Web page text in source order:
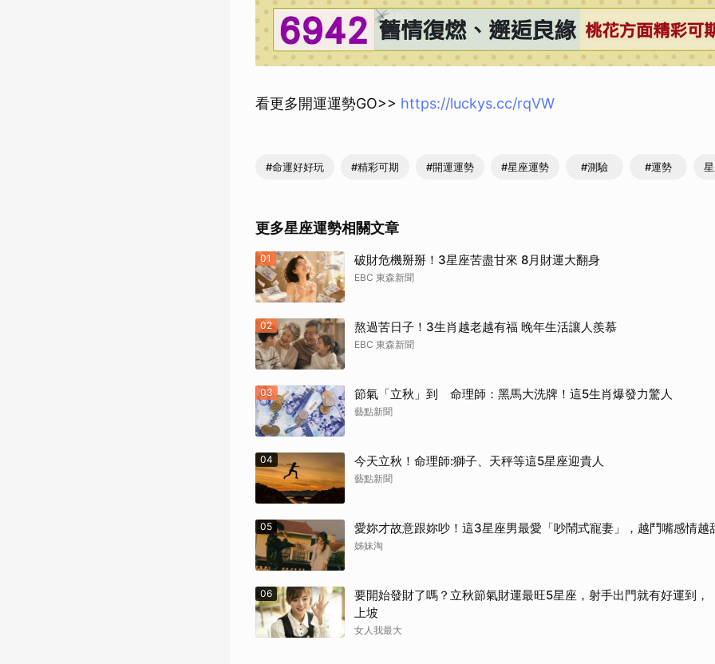
看更多開運運勢GO>> https://luckys.cc/rqVW
#命運好好玩 #精彩可期 #開運運勢 #星座運勢 #測驗 #運勢
更多星座運勢相關文章
01 破財危機掰掰！3星座苦盡甘來 8月財運大翻身
EBC 東森新聞
02 熬過苦日子！3生肖越老越有福 晚年生活讓人羨慕
EBC 東森新聞
03 節氣「立秋」到 命理師：黑馬大洗牌！這5生肖爆發力驚人
藝點新聞
04 今天立秋！命理師:獅子、天秤等這5星座迎貴人
藝點新聞
05 愛妳才故意跟妳吵！這3星座男最愛「吵鬧式寵妻」，越鬥嘴感情越
姊妹淘
06
要開始發財了嗎？立秋節氣財運最旺5星座，射手出門就有好運到，
上坡
女人我最大